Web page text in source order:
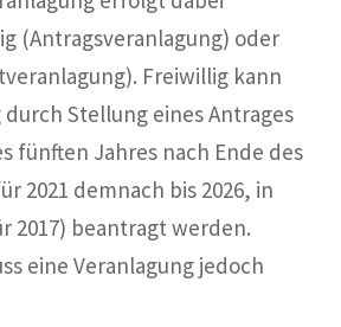
(Antragsveranlagung) oder
Freiwillig kann
Stellung eines Antrages
fünften Jahres nach Ende des
2021 demnach bis 2026, in
2017) beantragt werden.
eine Veranlagung jedoch